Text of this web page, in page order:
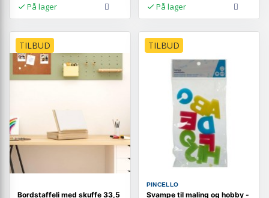
På lager På lager
TILBUD
Bordstaffeli med skuffe 33,5
TILBUD
PINCELLO
Svampe til maling og hobby -